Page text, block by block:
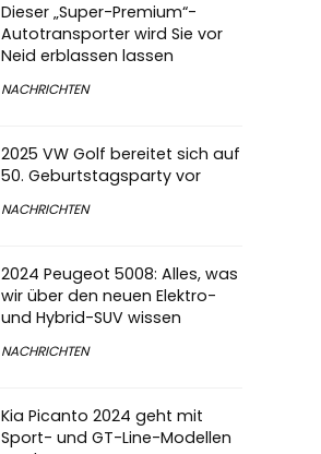
Dieser „Super-Premium“-
Autotransporter wird Sie vor
Neid erblassen lassen
NACHRICHTEN
2025 VW Golf bereitet sich auf
50. Geburtstagsparty vor
NACHRICHTEN
2024 Peugeot 5008: Alles, was
wir über den neuen Elektro-
und Hybrid-SUV wissen
NACHRICHTEN
Kia Picanto 2024 geht mit
Sport- und GT-Line-Modellen